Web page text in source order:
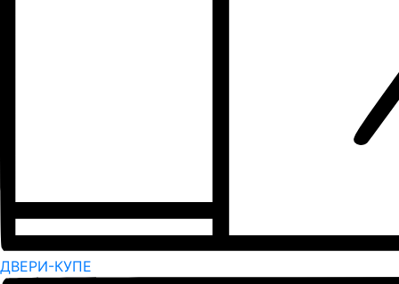
ДВЕРИ-КУПЕ